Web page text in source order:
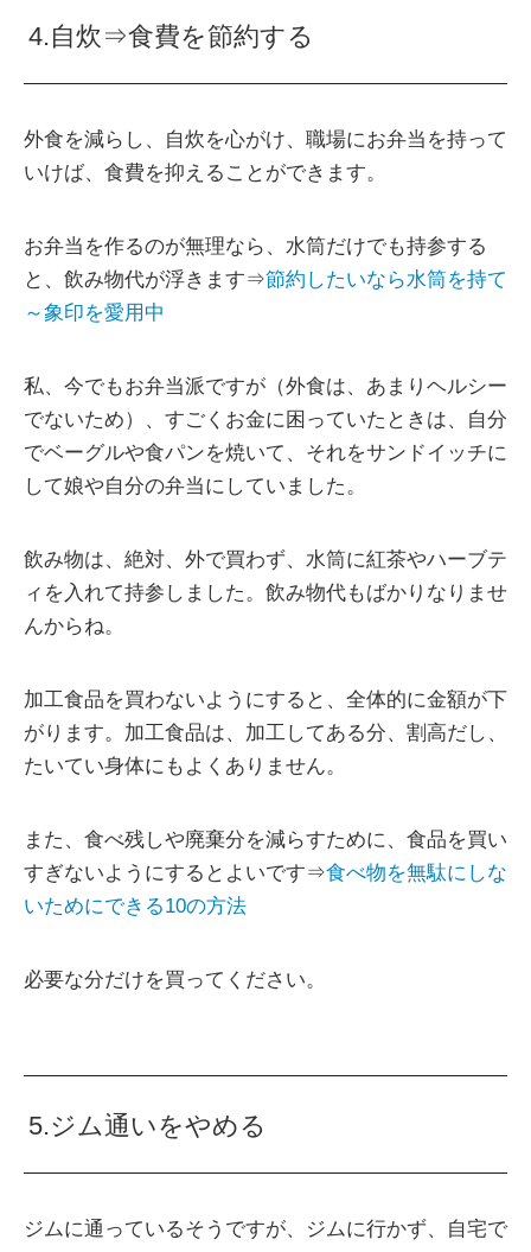
4.自炊⇒食費を節約する
外食を減らし、自炊を心がけ、職場にお弁当を持って
いけば、食費を抑えることができます。
お弁当を作るのが無理なら、水筒だけでも持参する
と、飲み物代が浮きます⇒節約したいなら水筒を持て
～象印を愛用中
私、今でもお弁当派ですが（外食は、あまりヘルシー
でないため）、すごくお金に困っていたときは、自分
でベーグルや食パンを焼いて、それをサンドイッチに
して娘や自分の弁当にしていました。
飲み物は、絶対、外で買わず、水筒に紅茶やハーブテ
ィを入れて持参しました。飲み物代もばかりなりませ
んからね。
加工食品を買わないようにすると、全体的に金額が下
がります。加工食品は、加工してある分、割高だし、
たいてい身体にもよくありません。
また、食べ残しや廃棄分を減らすために、食品を買い
すぎないようにするとよいです⇒食べ物を無駄にしな
いためにできる10の方法
必要な分だけを買ってください。
5.ジム通いをやめる
ジムに通っているそうですが、ジムに行かず、自宅で